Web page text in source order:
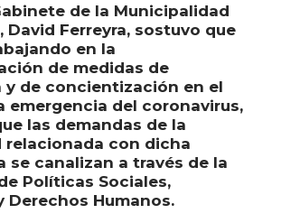
de la Municipalidad
David Ferreyra, sostuvo que
en la
de medidas de
y de concientización en el
emergencia del coronavirus,
las demandas de la
relacionada con dicha
se canalizan a través de la
Políticas Sociales,
Derechos Humanos.